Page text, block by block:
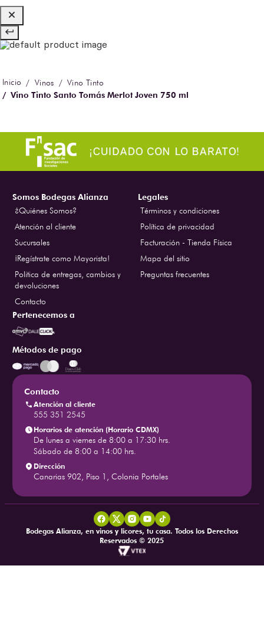
Vinos
Vino Tinto
Vino Tinto Santo Tomás Merlot Joven 750 ml
Somos Bodegas Alianza
¿Quiénes Somos?
Atención al cliente
Sucursales
¡Regístrate como Mayorista!
Politica de entregas, cambios y
devoluciones
Contacto
Legales
Términos y condiciones
Política de privacidad
Facturación - Tienda Física
Mapa del sitio
Preguntas frecuentes
Pertenecemos a
Métodos de pago
Contacto
Atención al cliente
555 351 2545
Horarios de atención (Horario CDMX)
De lunes a viernes de 8:00 a 17:30 hrs.
Sábado de 8:00 a 14:00 hrs.
Dirección
Canarias 902, Piso 1, Colonia Portales
Bodegas Alianza, en vinos y licores, tu casa. Todos los Derechos
Reservados © 2025